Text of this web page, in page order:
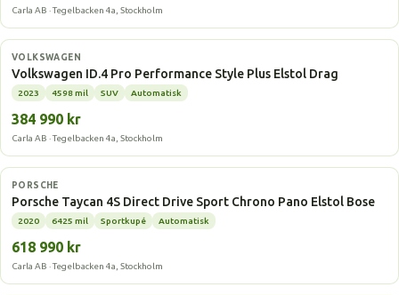
Carla AB · Tegelbacken 4a, Stockholm
Elbil
VOLKSWAGEN
Volkswagen ID.4 Pro Performance Style Plus Elstol Drag
2023 4598 mil SUV Automatisk
384 990 kr
Carla AB · Tegelbacken 4a, Stockholm
Elbil
PORSCHE
Porsche Taycan 4S Direct Drive Sport Chrono Pano Elstol Bose
2020 6425 mil Sportkupé Automatisk
618 990 kr
Carla AB · Tegelbacken 4a, Stockholm